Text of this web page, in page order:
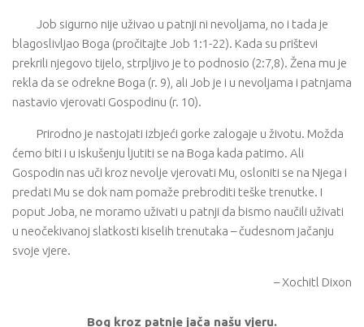
Job sigurno nije uživao u patnji ni nevoljama, no i tada je
blagoslivljao Boga (pročitajte Job 1:1-22). Kada su prištevi
prekrili njegovo tijelo, strpljivo je to podnosio (2:7,8). Žena mu je
rekla da se odrekne Boga (r. 9), ali Job je i u nevoljama i patnjama
nastavio vjerovati Gospodinu (r. 10).
Prirodno je nastojati izbjeći gorke zalogaje u životu. Možda
ćemo biti i u iskušenju ljutiti se na Boga kada patimo. Ali
Gospodin nas uči kroz nevolje vjerovati Mu, osloniti se na Njega i
predati Mu se dok nam pomaže prebroditi teške trenutke. I
poput Joba, ne moramo uživati u patnji da bismo naučili uživati ​​
u neočekivanoj slatkosti kiselih trenutaka – čudesnom jačanju
svoje vjere.
– Xochitl Dixon
Bog kroz patnje jača našu vjeru.